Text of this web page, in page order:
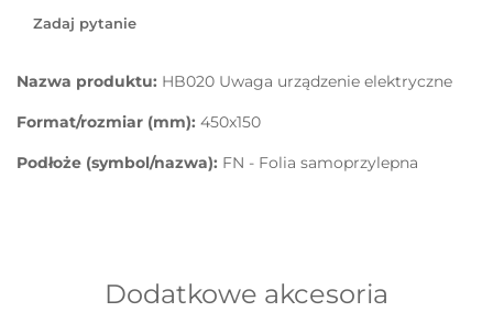
Zadaj pytanie
Nazwa produktu: HB020 Uwaga urządzenie elektryczne
Format/rozmiar (mm): 450x150
Podłoże (symbol/nazwa): FN - Folia samoprzylepna
Dodatkowe akcesoria